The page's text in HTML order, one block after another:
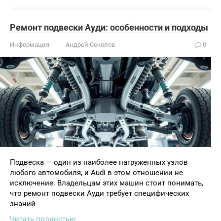
Ремонт подвески Ауди: особенности и подходы
Информация Андрей Соколов 0
Подвеска — один из наиболее нагруженных узлов
любого автомобиля, и Audi в этом отношении не
исключение. Владельцам этих машин стоит понимать,
что ремонт подвески Ауди требует специфических
знаний